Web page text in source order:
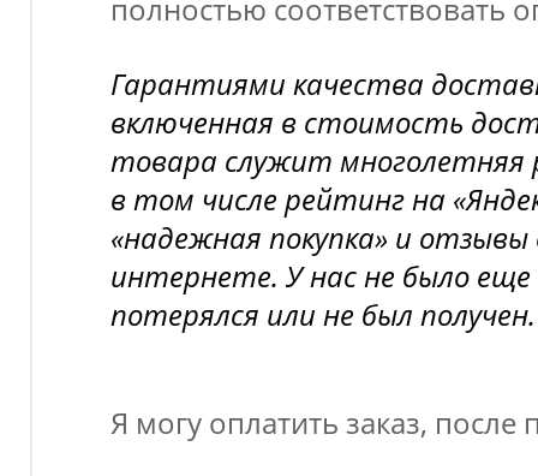
полностью соответствовать
Гарантиями качества
включенная в стоимость
товара служит многолетняя
в том числе рейтинг на
«надежная покупка» и
интернете. У нас не было еще
потерялся или не был получен.
Я могу оплатить заказ,